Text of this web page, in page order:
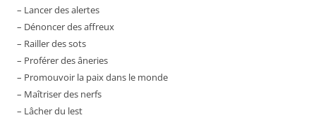
– Lancer des alertes
– Dénoncer des affreux
– Railler des sots
– Proférer des âneries
– Promouvoir la paix dans le monde
– Maîtriser des nerfs
– Lâcher du lest